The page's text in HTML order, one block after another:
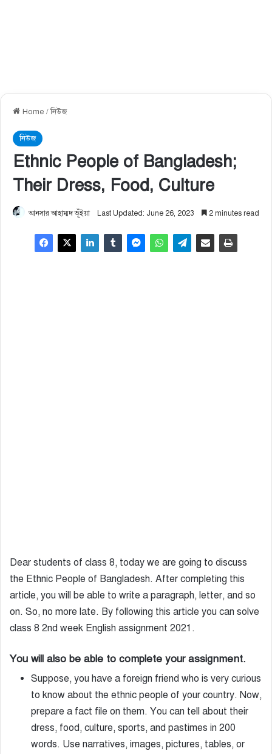
Home /নিউজ
নিউজ
Ethnic People of Bangladesh;
Their Dress, Food, Culture
আনসার আহাম্মদ ভূঁইয়া Last Updated: June 26, 2023 2 minutes read
Dear students of class 8, today we are going to discuss
the Ethnic People of Bangladesh. After completing this
article, you will be able to write a paragraph, letter, and so
on. So, no more late. By following this article you can solve
class 8 2nd week English assignment 2021.
You will also be able to complete your assignment.
Suppose, you have a foreign friend who is very curious
to know about the ethnic people of your country. Now,
prepare a fact file on them. You can tell about their
dress, food, culture, sports, and pastimes in 200
words. Use narratives, images, pictures, tables, or